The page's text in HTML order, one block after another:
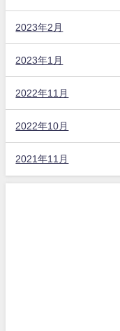
2023年2月
2023年1月
2022年11月
2022年10月
2021年11月